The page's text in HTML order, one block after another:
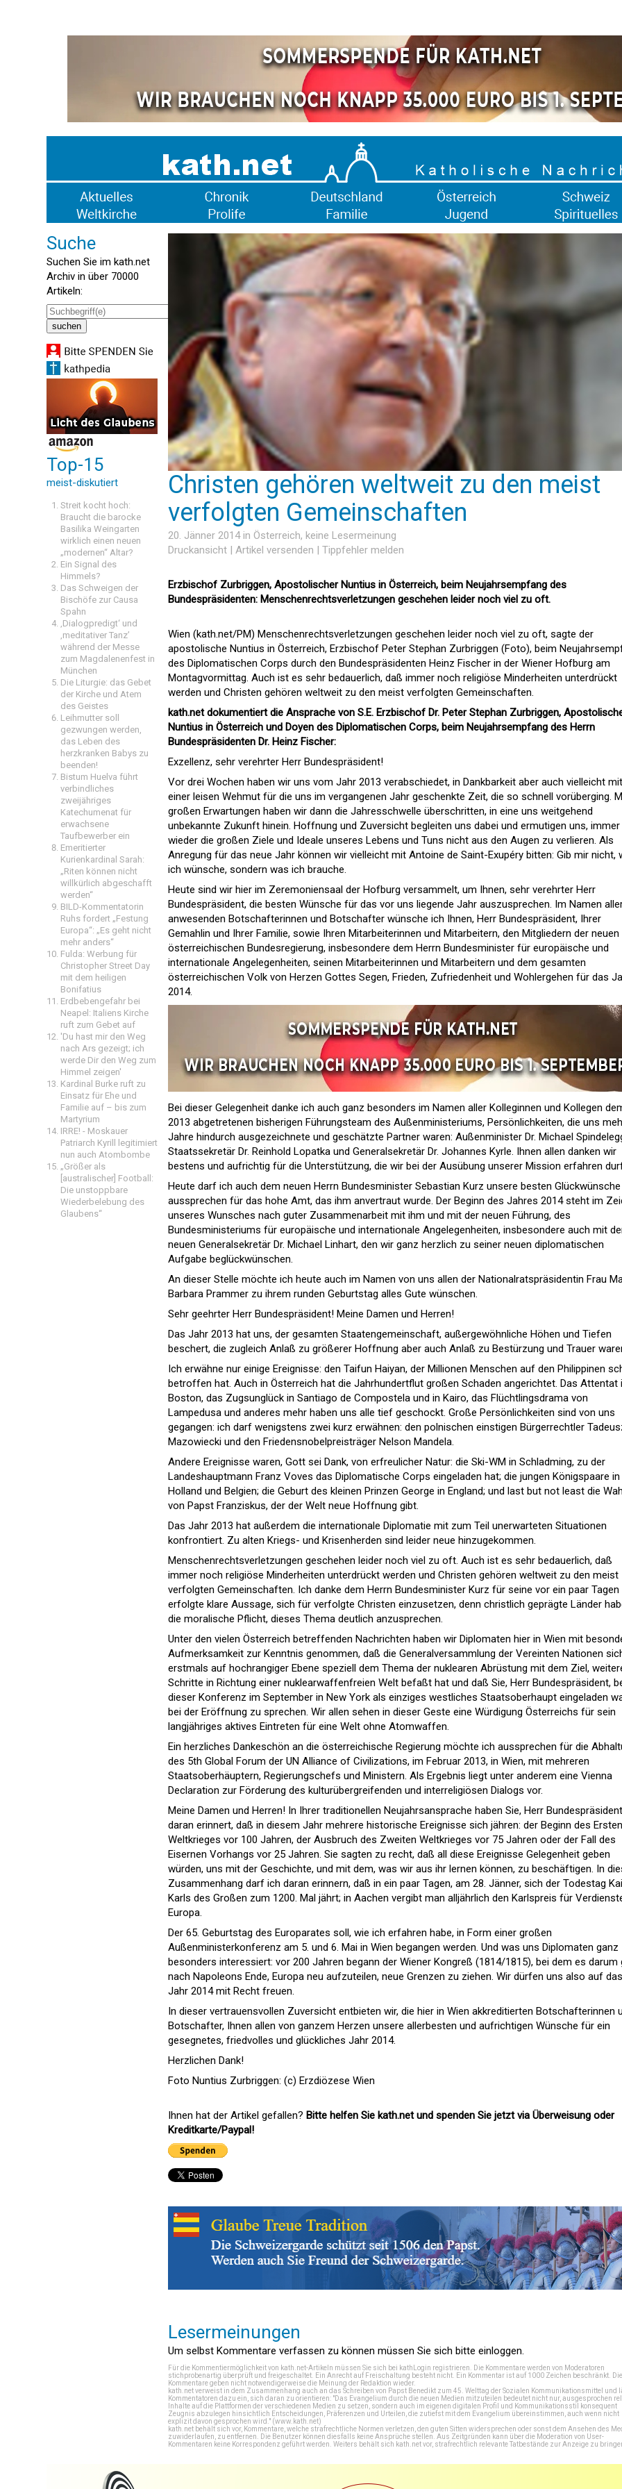
Suche
Suchen Sie im kath.net
Archiv in über 70000
Artikeln:
Top-15
meist-diskutiert
Streit kocht hoch:
Braucht die barocke
Basilika Weingarten
wirklich einen neuen
„modernen“ Altar?
Ein Signal des
Himmels?
Das Schweigen der
Bischöfe zur Causa
Spahn
‚Dialogpredigt‘ und
‚meditativer Tanz’
während der Messe
zum Magdalenenfest in
München
Die Liturgie: das Gebet
der Kirche und Atem
des Geistes
Leihmutter soll
gezwungen werden,
das Leben des
herzkranken Babys zu
beenden!
Bistum Huelva führt
verbindliches
zweijähriges
Katechumenat für
erwachsene
Taufbewerber ein
Emeritierter
Kurienkardinal Sarah:
„Riten können nicht
willkürlich abgeschafft
werden“
BILD-Kommentatorin
Ruhs fordert „Festung
Europa“: „Es geht nicht
mehr anders“
Fulda: Werbung für
Christopher Street Day
mit dem heiligen
Bonifatius
Erdbebengefahr bei
Neapel: Italiens Kirche
ruft zum Gebet auf
'Du hast mir den Weg
nach Ars gezeigt; ich
werde Dir den Weg zum
Himmel zeigen'
Kardinal Burke ruft zu
Einsatz für Ehe und
Familie auf – bis zum
Martyrium
IRRE! - Moskauer
Patriarch Kyrill legitimiert
nun auch Atombombe
„Größer als
[australischer] Football:
Die unstoppbare
Wiederbelebung des
Glaubens“
Christen gehören weltweit zu den meist
verfolgten Gemeinschaften
20. Jänner 2014 in Österreich, keine Lesermeinung
Druckansicht | Artikel versenden | Tippfehler melden
Erzbischof Zurbriggen, Apostolischer Nuntius in Österreich, beim Neujahrsempfang des
Bundespräsidenten: Menschenrechtsverletzungen geschehen leider noch viel zu oft.
Wien (kath.net/PM) Menschenrechtsverletzungen geschehen leider noch viel zu oft, sagte der
apostolische Nuntius in Österreich, Erzbischof Peter Stephan Zurbriggen (Foto), beim
des Diplomatischen Corps durch den Bundespräsidenten Heinz Fischer in der Wiener Hofburg am
Montagvormittag. Auch ist es sehr bedauerlich, daß immer noch religiöse Minderheiten unterdrückt
werden und Christen gehören weltweit zu den meist verfolgten Gemeinschaften.
kath.net dokumentiert die Ansprache von S.E. Erzbischof Dr. Peter Stephan Zurbriggen,
Nuntius in Österreich und Doyen des Diplomatischen Corps, beim Neujahrsempfang des Herrn
Bundespräsidenten Dr. Heinz Fischer:
Exzellenz, sehr verehrter Herr Bundespräsident!
Vor drei Wochen haben wir uns vom Jahr 2013 verabschiedet, in Dankbarkeit aber auch vielleicht mit
einer leisen Wehmut für die uns im vergangenen Jahr geschenkte Zeit, die so schnell vorüberging.
großen Erwartungen haben wir dann die Jahresschwelle überschritten, in eine uns weitgehend
unbekannte Zukunft hinein. Hoffnung und Zuversicht begleiten uns dabei und ermutigen uns, immer
wieder die großen Ziele und Ideale unseres Lebens und Tuns nicht aus den Augen zu verlieren. Als
Anregung für das neue Jahr können wir vielleicht mit Antoine de Saint-Exupéry bitten: Gib mir nicht,
ich wünsche, sondern was ich brauche.
Heute sind wir hier im Zeremoniensaal der Hofburg versammelt, um Ihnen, sehr verehrter Herr
Bundespräsident, die besten Wünsche für das vor uns liegende Jahr auszusprechen. Im Namen
anwesenden Botschafterinnen und Botschafter wünsche ich Ihnen, Herr Bundespräsident, Ihrer
Gemahlin und Ihrer Familie, sowie Ihren Mitarbeiterinnen und Mitarbeitern, den Mitgliedern der neuen
österreichischen Bundesregierung, insbesondere dem Herrn Bundesminister für europäische und
internationale Angelegenheiten, seinen Mitarbeiterinnen und Mitarbeitern und dem gesamten
österreichischen Volk von Herzen Gottes Segen, Frieden, Zufriedenheit und Wohlergehen für das
2014.
Bei dieser Gelegenheit danke ich auch ganz besonders im Namen aller Kolleginnen und Kollegen
2013 abgetretenen bisherigen Führungsteam des Außenministeriums, Persönlichkeiten, die uns
Jahre hindurch ausgezeichnete und geschätzte Partner waren: Außenminister Dr. Michael
Staatssekretär Dr. Reinhold Lopatka und Generalsekretär Dr. Johannes Kyrle. Ihnen allen danken wir
bestens und aufrichtig für die Unterstützung, die wir bei der Ausübung unserer Mission erfahren
Heute darf ich auch dem neuen Herrn Bundesminister Sebastian Kurz unsere besten Glückwünsche
aussprechen für das hohe Amt, das ihm anvertraut wurde. Der Beginn des Jahres 2014 steht im
unseres Wunsches nach guter Zusammenarbeit mit ihm und mit der neuen Führung, des
Bundesministeriums für europäische und internationale Angelegenheiten, insbesondere auch mit
neuen Generalsekretär Dr. Michael Linhart, den wir ganz herzlich zu seiner neuen diplomatischen
Aufgabe beglückwünschen.
An dieser Stelle möchte ich heute auch im Namen von uns allen der Nationalratspräsidentin Frau
Barbara Prammer zu ihrem runden Geburtstag alles Gute wünschen.
Sehr geehrter Herr Bundespräsident! Meine Damen und Herren!
Das Jahr 2013 hat uns, der gesamten Staatengemeinschaft, außergewöhnliche Höhen und Tiefen
beschert, die zugleich Anlaß zu größerer Hoffnung aber auch Anlaß zu Bestürzung und Trauer
Ich erwähne nur einige Ereignisse: den Taifun Haiyan, der Millionen Menschen auf den Philippinen
betroffen hat. Auch in Österreich hat die Jahrhundertflut großen Schaden angerichtet. Das Attentat
Boston, das Zugsunglück in Santiago de Compostela und in Kairo, das Flüchtlingsdrama von
Lampedusa und anderes mehr haben uns alle tief geschockt. Große Persönlichkeiten sind von uns
gegangen: ich darf wenigstens zwei kurz erwähnen: den polnischen einstigen Bürgerrechtler
Mazowiecki und den Friedensnobelpreisträger Nelson Mandela.
Andere Ereignisse waren, Gott sei Dank, von erfreulicher Natur: die Ski-WM in Schladming, zu der
Landeshauptmann Franz Voves das Diplomatische Corps eingeladen hat; die jungen Königspaare in
Holland und Belgien; die Geburt des kleinen Prinzen George in England; und last but not least die
von Papst Franziskus, der der Welt neue Hoffnung gibt.
Das Jahr 2013 hat außerdem die internationale Diplomatie mit zum Teil unerwarteten Situationen
konfrontiert. Zu alten Kriegs- und Krisenherden sind leider neue hinzugekommen.
Menschenrechtsverletzungen geschehen leider noch viel zu oft. Auch ist es sehr bedauerlich, daß
immer noch religiöse Minderheiten unterdrückt werden und Christen gehören weltweit zu den meist
verfolgten Gemeinschaften. Ich danke dem Herrn Bundesminister Kurz für seine vor ein paar Tagen
erfolgte klare Aussage, sich für verfolgte Christen einzusetzen, denn christlich geprägte Länder
die moralische Pflicht, dieses Thema deutlich anzusprechen.
Unter den vielen Österreich betreffenden Nachrichten haben wir Diplomaten hier in Wien mit
Aufmerksamkeit zur Kenntnis genommen, daß die Generalversammlung der Vereinten Nationen
erstmals auf hochrangiger Ebene speziell dem Thema der nuklearen Abrüstung mit dem Ziel,
Schritte in Richtung einer nuklearwaffenfreien Welt befaßt hat und daß Sie, Herr Bundespräsident,
dieser Konferenz im September in New York als einziges westliches Staatsoberhaupt eingeladen
bei der Eröffnung zu sprechen. Wir allen sehen in dieser Geste eine Würdigung Österreichs für sein
langjähriges aktives Eintreten für eine Welt ohne Atomwaffen.
Ein herzliches Dankeschön an die österreichische Regierung möchte ich aussprechen für die
des 5th Global Forum der UN Alliance of Civilizations, im Februar 2013, in Wien, mit mehreren
Staatsoberhäuptern, Regierungschefs und Ministern. Als Ergebnis liegt unter anderem eine Vienna
Declaration zur Förderung des kulturübergreifenden und interreligiösen Dialogs vor.
Meine Damen und Herren! In Ihrer traditionellen Neujahrsansprache haben Sie, Herr
daran erinnert, daß in diesem Jahr mehrere historische Ereignisse sich jähren: der Beginn des Ersten
Weltkrieges vor 100 Jahren, der Ausbruch des Zweiten Weltkrieges vor 75 Jahren oder der Fall des
Eisernen Vorhangs vor 25 Jahren. Sie sagten zu recht, daß all diese Ereignisse Gelegenheit geben
würden, uns mit der Geschichte, und mit dem, was wir aus ihr lernen können, zu beschäftigen. In
Zusammenhang darf ich daran erinnern, daß in ein paar Tagen, am 28. Jänner, sich der Todestag
Karls des Großen zum 1200. Mal jährt; in Aachen vergibt man alljährlich den Karlspreis für
Europa.
Der 65. Geburtstag des Europarates soll, wie ich erfahren habe, in Form einer großen
Außenministerkonferenz am 5. und 6. Mai in Wien begangen werden. Und was uns Diplomaten ganz
besonders interessiert: vor 200 Jahren begann der Wiener Kongreß (1814/1815), bei dem es darum
nach Napoleons Ende, Europa neu aufzuteilen, neue Grenzen zu ziehen. Wir dürfen uns also auf das
Jahr 2014 mit Recht freuen.
In dieser vertrauensvollen Zuversicht entbieten wir, die hier in Wien akkreditierten Botschafterinnen
Botschafter, Ihnen allen von ganzem Herzen unsere allerbesten und aufrichtigen Wünsche für ein
gesegnetes, friedvolles und glückliches Jahr 2014.
Herzlichen Dank!
Foto Nuntius Zurbriggen: (c) Erzdiözese Wien
Ihnen hat der Artikel gefallen? Bitte helfen Sie kath.net und spenden Sie jetzt via Überweisung oder
Kreditkarte/Paypal!
Lesermeinungen
Um selbst Kommentare verfassen zu können müssen Sie sich bitte einloggen.
Für die Kommentiermöglichkeit von kath.net-Artikeln müssen Sie sich bei kathLogin registrieren . Die Kommentare werden von Moderatoren
stichprobenartig überprüft und freigeschaltet. Ein Anrecht auf Freischaltung besteht nicht. Ein Kommentar ist auf 1000 Zeichen beschränkt. Die
Kommentare geben nicht notwendigerweise die Meinung der Redaktion wieder.
kath.net verweist in dem Zusammenhang auch an das Schreiben von Papst Benedikt zum 45. Welttag der Sozialen Kommunikationsmittel und
Kommentatoren dazu ein, sich daran zu orientieren: "Das Evangelium durch die neuen Medien mitzuteilen bedeutet nicht nur, ausgesprochen
Inhalte auf die Plattformen der verschiedenen Medien zu setzen, sondern auch im eigenen digitalen Profil und Kommunikationsstil konsequent
Zeugnis abzulegen hinsichtlich Entscheidungen, Präferenzen und Urteilen, die zutiefst mit dem Evangelium übereinstimmen, auch wenn nicht
explizit davon gesprochen wird." (www.kath.net)
kath.net behält sich vor, Kommentare, welche strafrechtliche Normen verletzen, den guten Sitten widersprechen oder sonst dem Ansehen des
zuwiderlaufen, zu entfernen. Die Benutzer können diesfalls keine Ansprüche stellen. Aus Zeitgründen kann über die Moderation von User-
Kommentaren keine Korrespondenz geführt werden. Weiters behält sich kath.net vor, strafrechtlich relevante Tatbestände zur Anzeige zu